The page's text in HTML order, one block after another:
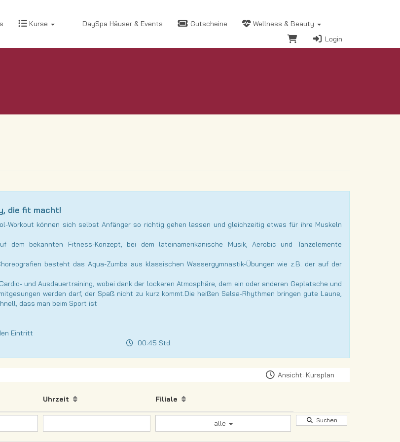
Kurse DaySpa Häuser & Events Gutscheine
Wellness & Beauty
Login
die fit macht!
Workout können sich selbst Anfänger so richtig gehen lassen und gleichzeitig etwas für ihre Muskeln
dem bekannten Fitness-Konzept, bei dem lateinamerikanische Musik, Aerobic und Tanzelemente
besteht das Aqua-Zumba aus klassischen Wassergymnastik-Übungen wie z.B. der auf der
und Ausdauertraining, wobei dank der lockeren Atmosphäre, dem ein oder anderen Geplatsche und
werden darf, der Spaß nicht zu kurz kommt.Die heißen Salsa-Rhythmen bringen gute Laune,
dass man beim Sport ist
Eintritt
00:45 Std.
Ansicht: Kursplan
Uhrzeit Filiale
alle Suchen